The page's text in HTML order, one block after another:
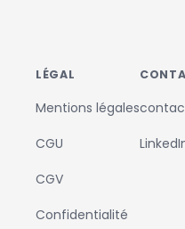
LÉGAL
Mentions légales
CGU
CGV
Confidentialité